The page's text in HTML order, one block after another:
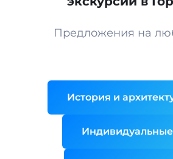
Предложения на
История и
Индивидуальные